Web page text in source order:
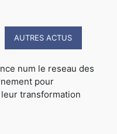
AUTRES ACTUS